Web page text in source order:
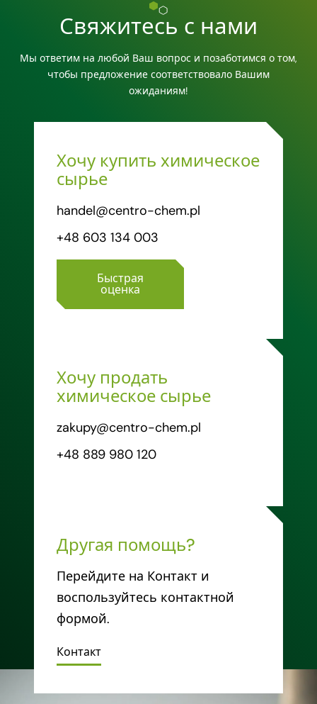
Свяжитесь с нами
Мы ответим на любой Ваш вопрос и позаботимся о том,
чтобы предложение соответствовало Вашим
ожиданиям!
Хочу купить химическое
сырье
handel@centro-chem.pl
+48 603 134 003
Быстрая
оценка
Хочу продать
химическое сырье
zakupy@centro-chem.pl
+48 889 980 120
Другая помощь?
Перейдите на Контакт и
воспользуйтесь контактной
формой.
Контакт